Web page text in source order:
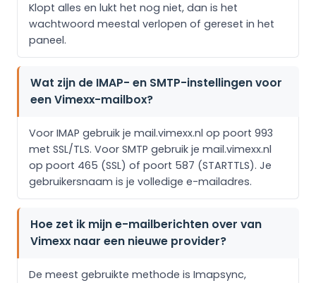
Klopt alles en lukt het nog niet, dan is het
wachtwoord meestal verlopen of gereset in het
paneel.
Wat zijn de IMAP- en SMTP-instellingen voor
een Vimexx-mailbox?
Voor IMAP gebruik je mail.vimexx.nl op poort 993
met SSL/TLS. Voor SMTP gebruik je mail.vimexx.nl
op poort 465 (SSL) of poort 587 (STARTTLS). Je
gebruikersnaam is je volledige e-mailadres.
Hoe zet ik mijn e-mailberichten over van
Vimexx naar een nieuwe provider?
De meest gebruikte methode is Imapsync,